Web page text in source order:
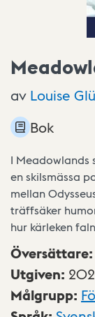
av Louise
Bok
I Meadowlands
en skilsmässa
mellan
träffsäker
hur kärleken
Översättare:
Utgiven:
Målgrupp: